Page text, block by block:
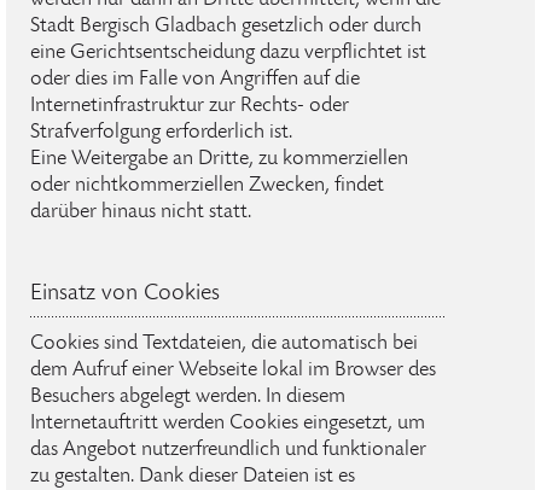
Stadt Bergisch Gladbach gesetzlich oder durch
eine Gerichtsentscheidung dazu verpflichtet ist
oder dies im Falle von Angriffen auf die
Internetinfrastruktur zur Rechts- oder
Strafverfolgung erforderlich ist.
Eine Weitergabe an Dritte, zu kommerziellen
oder nichtkommerziellen Zwecken, findet
darüber hinaus nicht statt.
Einsatz von Cookies
Cookies sind Textdateien, die automatisch bei
dem Aufruf einer Webseite lokal im Browser des
Besuchers abgelegt werden. In diesem
Internetauftritt werden Cookies eingesetzt, um
das Angebot nutzerfreundlich und funktionaler
zu gestalten. Dank dieser Dateien ist es